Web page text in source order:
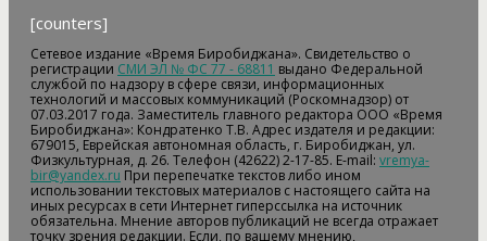
[counters]
Сетевое издание «Время Биробиджана». Свидетельство о
регистрации СМИ ЭЛ № ФС 77 - 68811 выдано Федеральной
службой по надзору в сфере связи, информационных
технологий и массовых коммуникаций (Роскомнадзор) от
07.03.2017 года. Заместитель главного редактора ООО «Время
Биробиджана»: Кондратенко Т.В. Адрес издателя и редакции:
679015, Еврейская автономная область, г. Биробиджан, ул.
Физкультурная, д. 26. Телефон (42622) 2-17-85. E-mail: vremya-
bir@yandex.ru При перепечатке текстов либо ином
использовании текстовых материалов с настоящего сайта на
иных ресурсах в сети Интернет гиперссылка на источник
обязательна. Мнение авторов публикаций не всегда отражает
точку зрения редакции. Если, по вашему мнению,